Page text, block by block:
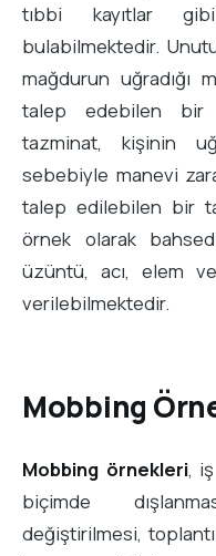
tıbbi kayıtlar
bulabilmektedir.
mağdurun uğradığı
talep edebilen bir
tazminat, kişinin
sebebiyle manevi
talep edilebilen bir
örnek olarak
üzüntü, acı, elem
verilebilmektedir.
Mobbing
Mobbing örnekleri,
biçimde
değiştirilmesi,